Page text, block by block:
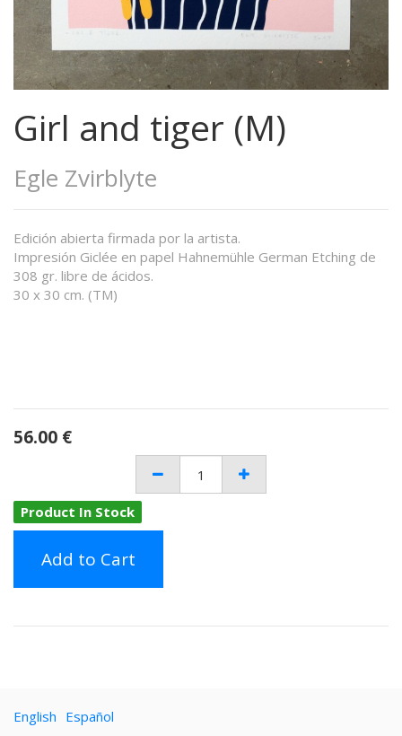
Girl and tiger (M)
Egle Zvirblyte
Edición abierta firmada por la artista.
Impresión Giclée en papel Hahnemühle German Etching de
308 gr. libre de ácidos.
30 x 30 cm. (TM)
56.00 €
Product In Stock
Add to Cart
English Español